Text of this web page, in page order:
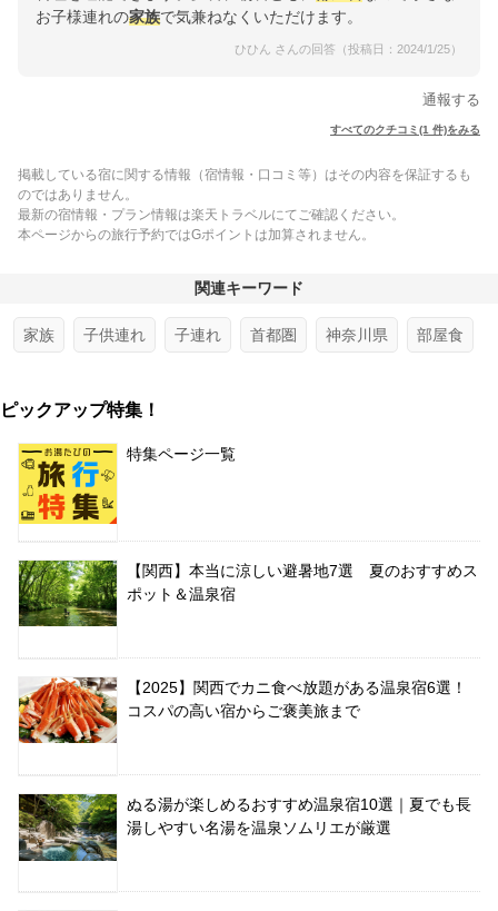
お子様連れの家族で気兼ねなくいただけます。
ひひん さんの回答（投稿日：2024/1/25）
通報する
すべてのクチコミ(1 件)をみる
掲載している宿に関する情報（宿情報・口コミ等）はその内容を保証するも
のではありません。
最新の宿情報・プラン情報は楽天トラベルにてご確認ください。
本ページからの旅行予約ではGポイントは加算されません。
関連キーワード
家族 子供連れ 子連れ 首都圏 神奈川県 部屋食
ピックアップ特集！
特集ページ一覧
【関西】本当に涼しい避暑地7選 夏のおすすめス
ポット＆温泉宿
【2025】関西でカニ食べ放題がある温泉宿6選！
コスパの高い宿からご褒美旅まで
ぬる湯が楽しめるおすすめ温泉宿10選｜夏でも長
湯しやすい名湯を温泉ソムリエが厳選